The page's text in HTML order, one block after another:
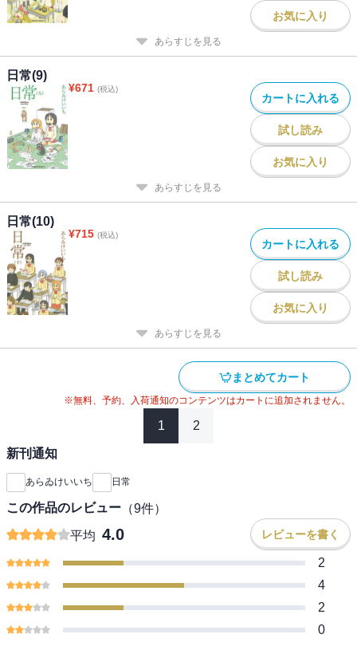
お気に入り
あらすじを見る
日常(9)
¥671 (税込)
カートに入れる
試し読み
お気に入り
あらすじを見る
日常(10)
¥715 (税込)
カートに入れる
試し読み
お気に入り
あらすじを見る
まとめてカート
※無料、予約、入荷通知のコンテンツはカートに追加されません。
1 2
新刊通知
あらゐけいいち 日常
この作品のレビュー （9件）
平均 4.0 レビューを書く
2
4
2
0